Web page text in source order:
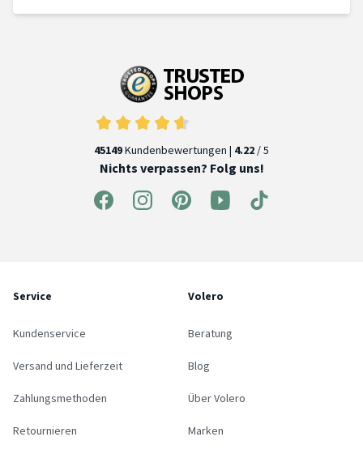
45149Kundenbewertungen | 4.22 / 5
Nichts verpassen? Folg uns!
Service
Kundenservice
Versand und Lieferzeit
Zahlungsmethoden
Retournieren
Volero
Beratung
Blog
Über Volero
Marken